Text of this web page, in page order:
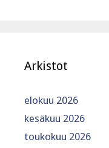
Arkistot
elokuu 2026
kesäkuu 2026
toukokuu 2026